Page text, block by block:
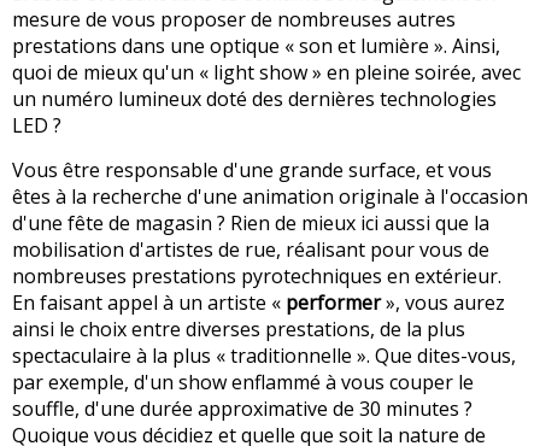
mesure de vous proposer de nombreuses autres
prestations dans une optique « son et lumière ». Ainsi,
quoi de mieux qu'un « light show » en pleine soirée, avec
un numéro lumineux doté des dernières technologies
LED ?
Vous être responsable d'une grande surface, et vous
êtes à la recherche d'une animation originale à l'occasion
d'une fête de magasin ? Rien de mieux ici aussi que la
mobilisation d'artistes de rue, réalisant pour vous de
nombreuses prestations pyrotechniques en extérieur.
En faisant appel à un artiste « performer», vous aurez
ainsi le choix entre diverses prestations, de la plus
spectaculaire à la plus « traditionnelle ». Que dites-vous,
par exemple, d'un show enflammé à vous couper le
souffle, d'une durée approximative de 30 minutes ?
Quoique vous décidiez et quelle que soit la nature de